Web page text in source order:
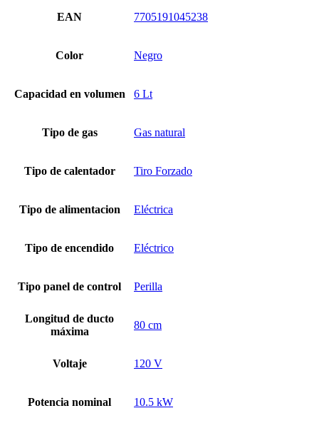
EAN 7705191045238
Color Negro
Capacidad en volumen 6 Lt
Tipo de gas Gas natural
Tipo de calentador Tiro Forzado
Tipo de alimentacion Eléctrica
Tipo de encendido Eléctrico
Tipo panel de control Perilla
Longitud de ducto
máxima
80 cm
Voltaje 120 V
Potencia nominal 10.5 kW